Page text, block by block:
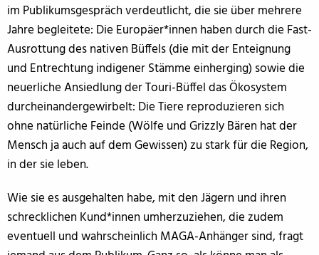
im Publikumsgespräch verdeutlicht, die sie über mehrere
Jahre begleitete: Die Europäer*innen haben durch die Fast-
Ausrottung des nativen Büffels (die mit der Enteignung
und Entrechtung indigener Stämme einherging) sowie die
neuerliche Ansiedlung der Touri-Büffel das Ökosystem
durcheinandergewirbelt: Die Tiere reproduzieren sich
ohne natürliche Feinde (Wölfe und Grizzly Bären hat der
Mensch ja auch auf dem Gewissen) zu stark für die Region,
in der sie leben.
Wie sie es ausgehalten habe, mit den Jägern und ihren
schrecklichen Kund*innen umherzuziehen, die zudem
eventuell und wahrscheinlich MAGA-Anhänger sind, fragt